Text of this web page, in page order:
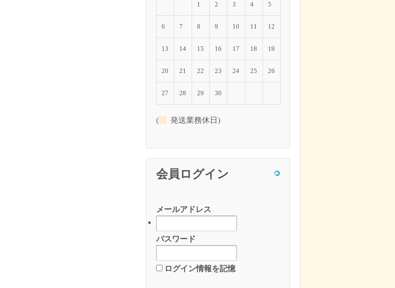
1 2 3 4 5
6 7 8 9 10 11 12
13 14 15 16 17 18 19
20 21 22 23 24 25 26
27 28 29 30
( 発送業務休日)
会員ログイン
メールアドレス
パスワード
ログイン情報を記憶